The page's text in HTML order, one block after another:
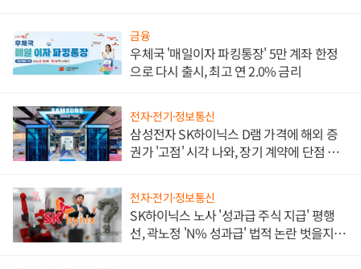
금융
우체국 '매일이자 파킹통장' 5만 계좌 한정
으로 다시 출시, 최고 연 2.0% 금리
전자·전기·정보통신
삼성전자 SK하이닉스 D램 가격에 해외 증
권가 '고점' 시각 나와, 장기 계약에 단점 부
전자·전기·정보통신
SK하이닉스 노사 '성과급 주식 지급' 평행
선, 곽노정 'N% 성과급' 법적 논란 벗을지 주